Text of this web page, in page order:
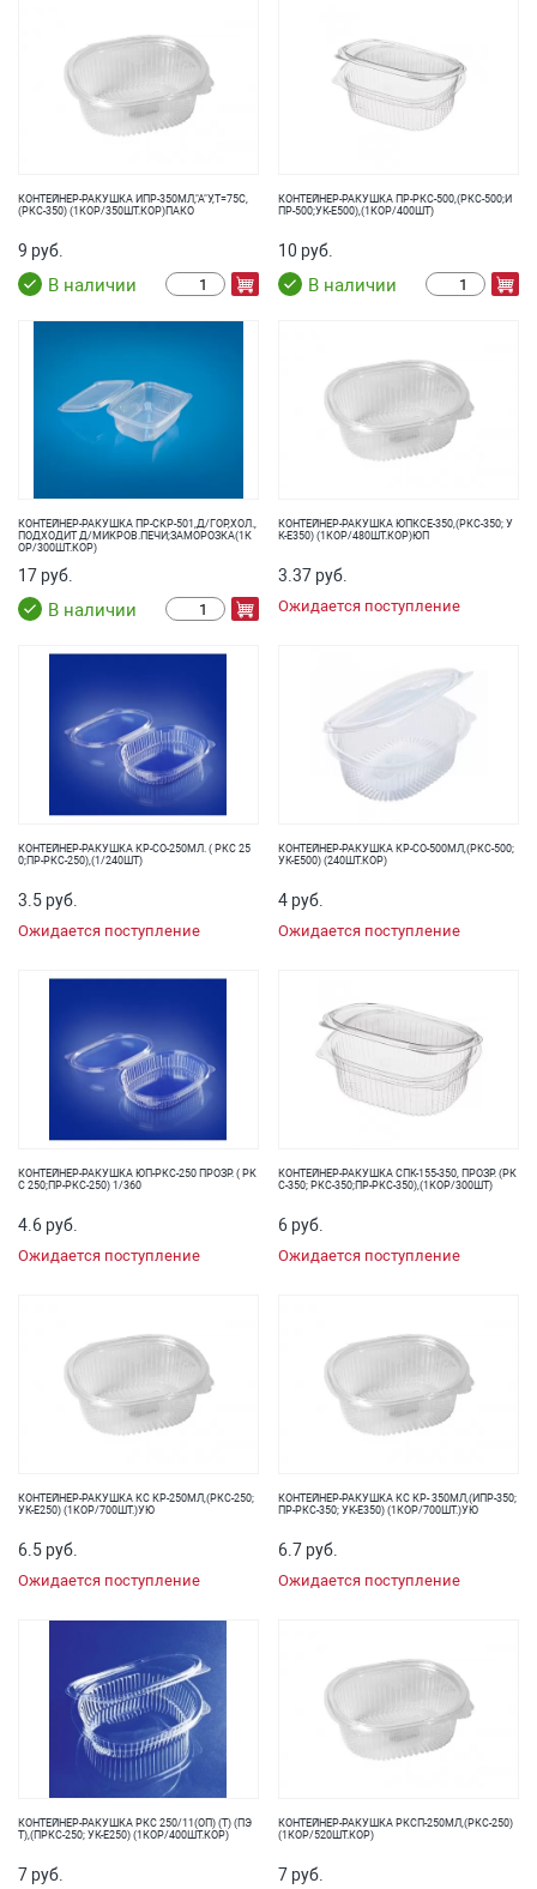
КОНТЕЙНЕР-РАКУШКА ИПР-350МЛ,"А"У,T=75C,
(РКС-350) (1КОР/350ШТ.КОР)ПАКО
9 руб.
В наличии
КОНТЕЙНЕР-РАКУШКА ПР-РКС-500,(РКС-500;И
ПР-500;УК-Е500),(1КОР/400ШТ)
10 руб.
В наличии
КОНТЕЙНЕР-РАКУШКА ПР-СКР-501,Д/ГОР,ХОЛ.,
ПОДХОДИТ Д/МИКРОВ.ПЕЧИ;ЗАМОРОЗКА(1К
ОР/300ШТ.КОР)
17 руб.
В наличии
КОНТЕЙНЕР-РАКУШКА ЮПКСЕ-350,(РКС-350; У
К-Е350) (1КОР/480ШТ.КОР)ЮП
3.37 руб.
Ожидается поступление
КОНТЕЙНЕР-РАКУШКА КР-СО-250МЛ. ( РКС 25
0;ПР-РКС-250),(1/240ШТ)
3.5 руб.
Ожидается поступление
КОНТЕЙНЕР-РАКУШКА КР-СО-500МЛ,(РКС-500;
УК-Е500) (240ШТ.КОР)
4 руб.
Ожидается поступление
КОНТЕЙНЕР-РАКУШКА ЮП-РКС-250 ПРОЗР. ( РК
С 250;ПР-РКС-250) 1/360
4.6 руб.
Ожидается поступление
КОНТЕЙНЕР-РАКУШКА СПК-155-350, ПРОЗР. (РК
С-350; РКС-350;ПР-РКС-350),(1КОР/300ШТ)
6 руб.
Ожидается поступление
КОНТЕЙНЕР-РАКУШКА КС КР-250МЛ,(РКС-250;
УК-Е250) (1КОР/700ШТ.)УЮ
6.5 руб.
Ожидается поступление
КОНТЕЙНЕР-РАКУШКА КС КР- 350МЛ,(ИПР-350;
ПР-РКС-350; УК-Е350) (1КОР/700ШТ.)УЮ
6.7 руб.
Ожидается поступление
КОНТЕЙНЕР-РАКУШКА РКС 250/11(ОП) (Т) (ПЭ
Т),(ПРКС-250; УК-Е250) (1КОР/400ШТ.КОР)
7 руб.
КОНТЕЙНЕР-РАКУШКА РКСП-250МЛ,(РКС-250)
(1КОР/520ШТ.КОР)
7 руб.